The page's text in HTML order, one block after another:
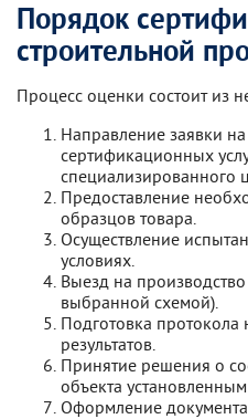
Порядок
строительной
Процесс оценки состоит из
Направление заявки
сертификационных
специализированного
Предоставление
образцов товара.
Осуществление
условиях.
Выезд на
выбранной схемой).
Подготовка
результатов.
Принятие решения о
объекта
Оформление документа.